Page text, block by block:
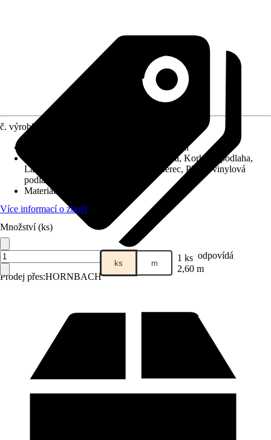
Prodej přes:HORNBACH
č. výrobku
Klipsy, Lepení, Šroubování
Dlaždice, Dřevěná podlaha, Korková podlaha,
Laminátová podlaha, Podlahový koberec, PVC / vinylová
podlaha
Materiál
Více informací o zboží
Množství (ks)
ks m 1 ks odpovídá
2,60 m